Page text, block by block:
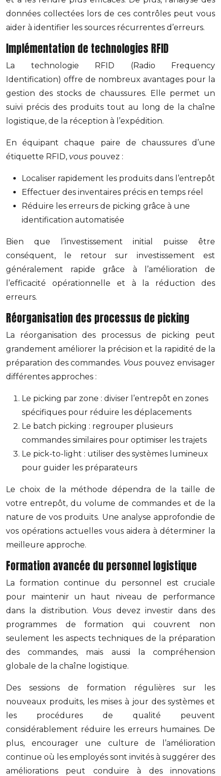
données collectées lors de ces contrôles peut vous
aider à identifier les sources récurrentes d’erreurs.
Implémentation de technologies RFID
La technologie RFID (Radio Frequency
Identification) offre de nombreux avantages pour la
gestion des stocks de chaussures. Elle permet un
suivi précis des produits tout au long de la chaîne
logistique, de la réception à l’expédition.
En équipant chaque paire de chaussures d’une
étiquette RFID, vous pouvez :
Localiser rapidement les produits dans l’entrepôt
Effectuer des inventaires précis en temps réel
Réduire les erreurs de picking grâce à une
identification automatisée
Bien que l’investissement initial puisse être
conséquent, le retour sur investissement est
généralement rapide grâce à l’amélioration de
l’efficacité opérationnelle et à la réduction des
erreurs.
Réorganisation des processus de picking
La réorganisation des processus de picking peut
grandement améliorer la précision et la rapidité de la
préparation des commandes. Vouspouvez envisager
différentes approches :
Le picking par zone : diviser l’entrepôt en zones
spécifiques pour réduire les déplacements
Le batch picking : regrouper plusieurs
commandes similaires pour optimiser les trajets
Le pick-to-light : utiliser des systèmes lumineux
pour guider les préparateurs
Le choix de la méthode dépendra de la taille de
votre entrepôt, du volume de commandes et de la
nature de vos produits. Une analyse approfondie de
vos opérations actuelles vous aidera à déterminer la
meilleure approche.
Formation avancée du personnel logistique
La formation continue du personnel est cruciale
pour maintenir un haut niveau de performance
dans la distribution. Vous devez investir dans des
programmes de formation qui couvrent non
seulement les aspects techniques de la préparation
des commandes, mais aussi la compréhension
globale de la chaîne logistique.
Des sessions de formation régulières sur les
nouveaux produits, les mises à jour des systèmes et
les procédures de qualité peuvent
considérablement réduire les erreurs humaines. De
plus, encourager une culture de l’amélioration
continue où les employés sont invités à suggérer des
améliorations peut conduire à des innovations